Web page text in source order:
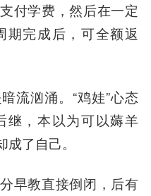
付学费，然后在一定
期完成后，可全额返
流汹涌。“鸡娃”心态
继，本以为可以薅羊
了自己。
早教直接倒闭，后有